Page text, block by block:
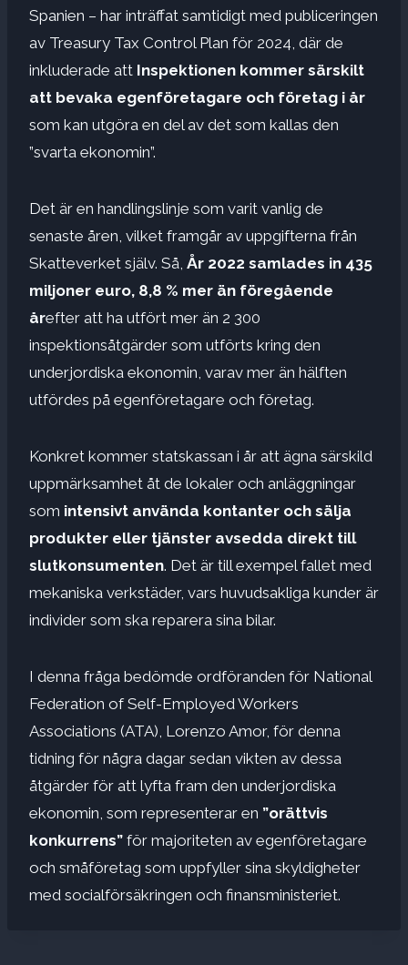
Spanien – har inträffat samtidigt med publiceringen
av Treasury Tax Control Plan för 2024, där de
inkluderade att Inspektionen kommer särskilt
att bevaka egenföretagare och företag i år
som kan utgöra en del av det som kallas den
”svarta ekonomin”.
Det är en handlingslinje som varit vanlig de
senaste åren, vilket framgår av uppgifterna från
Skatteverket själv. Så, År 2022 samlades in 435
miljoner euro, 8,8 % mer än föregående
årefter att ha utfört mer än 2 300
inspektionsåtgärder som utförts kring den
underjordiska ekonomin, varav mer än hälften
utfördes på egenföretagare och företag.
Konkret kommer statskassan i år att ägna särskild
uppmärksamhet åt de lokaler och anläggningar
som intensivt använda kontanter och sälja
produkter eller tjänster avsedda direkt till
slutkonsumenten. Det är till exempel fallet med
mekaniska verkstäder, vars huvudsakliga kunder är
individer som ska reparera sina bilar.
I denna fråga bedömde ordföranden för National
Federation of Self-Employed Workers
Associations (ATA), Lorenzo Amor, för denna
tidning för några dagar sedan vikten av dessa
åtgärder för att lyfta fram den underjordiska
ekonomin, som representerar en ”orättvis
konkurrens” för majoriteten av egenföretagare
och småföretag som uppfyller sina skyldigheter
med socialförsäkringen och finansministeriet.